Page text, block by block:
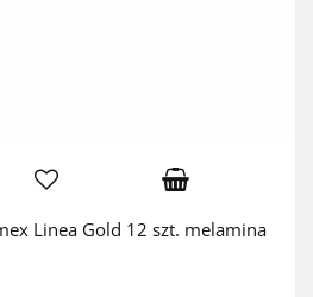
Linea Gold 12 szt. melamina